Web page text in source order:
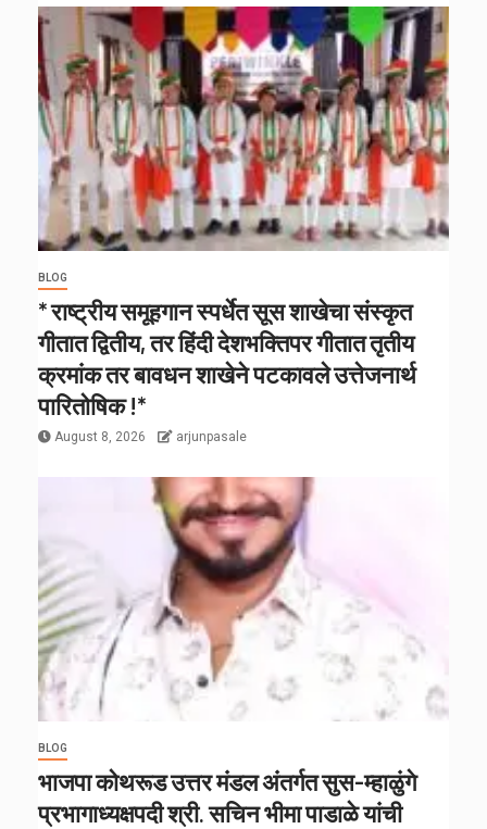
BLOG
* राष्ट्रीय समूहगान स्पर्धेत सूस शाखेचा संस्कृत
गीतात द्वितीय, तर हिंदी देशभक्तिपर गीतात तृतीय
क्रमांक तर बावधन शाखेने पटकावले उत्तेजनार्थ
पारितोषिक !*
August 8, 2026 arjunpasale
BLOG
भाजपा कोथरूड उत्तर मंडल अंतर्गत सुस-म्हाळुंगे
प्रभागाध्यक्षपदी श्री. सचिन भीमा पाडाळे यांची